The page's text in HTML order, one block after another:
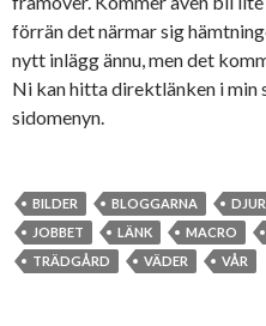
förrän det närmar sig
nytt inlägg ännu, men det
Ni kan hitta direktlänken i min
sidomenyn.
BILDER BLOGGARNA
JOBBET
LÄNK MACRO
TRÄDGÅRD
VÄDER VÅR